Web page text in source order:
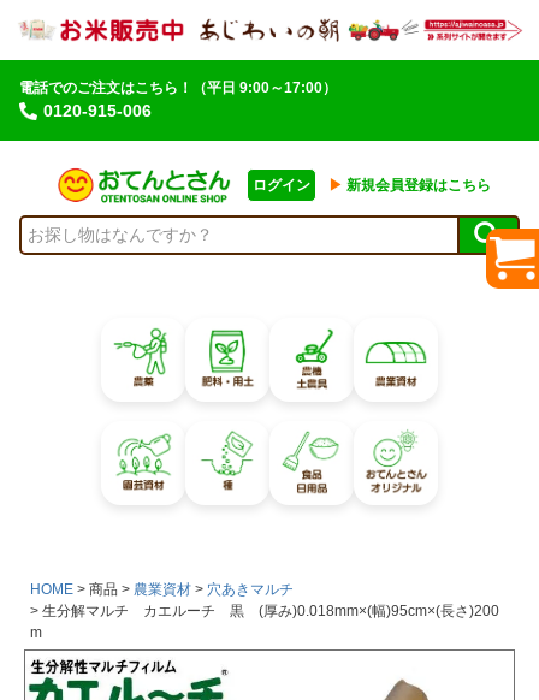
電話でのご注文はこちら！
0120-915-006
（平日 9:00～17:00）
ログイン ▶︎ 新規会員登録はこちら
HOME 商品 農業資材
穴あきマルチ
生分解マルチ カエルーチ 黒 (厚み)0.018mm×(幅)95cm×(長さ)200
m